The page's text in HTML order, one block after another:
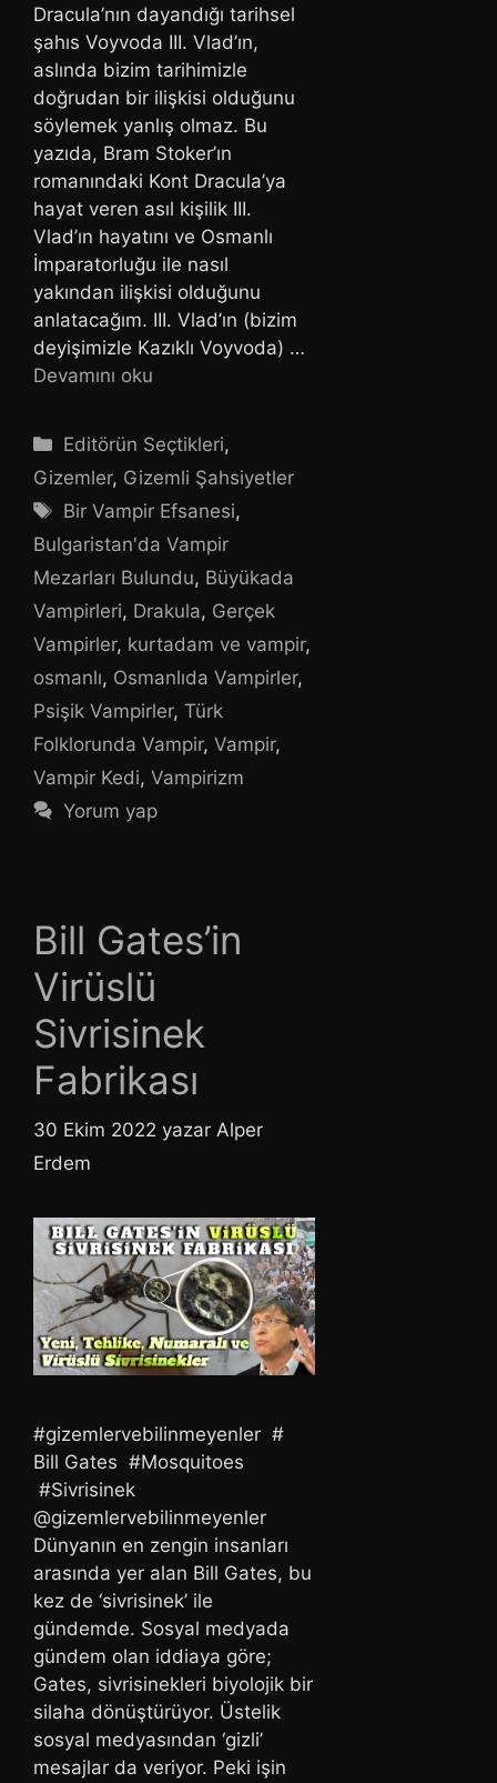
Dracula’nın dayandığı tarihsel
şahıs Voyvoda III. Vlad’ın,
aslında bizim tarihimizle
doğrudan bir ilişkisi olduğunu
söylemek yanlış olmaz. Bu
yazıda, Bram Stoker’ın
romanındaki Kont Dracula’ya
hayat veren asıl kişilik III.
Vlad’ın hayatını ve Osmanlı
İmparatorluğu ile nasıl
yakından ilişkisi olduğunu
anlatacağım. III. Vlad’ın (bizim
deyişimizle Kazıklı Voyvoda) …
Devamını oku
Kategoriler
Editörün Seçtikleri,
Gizemler, Gizemli Şahsiyetler
Etiketler
Bir Vampir Efsanesi,
Bulgaristan'da Vampir
Mezarları Bulundu, Büyükada
Vampirleri, Drakula, Gerçek
Vampirler, kurtadam ve vampir,
osmanlı, Osmanlıda Vampirler,
Psişik Vampirler, Türk
Folklorunda Vampir, Vampir,
Vampir Kedi, Vampirizm
Yorum yap
Bill Gates’in
Virüslü
Sivrisinek
Fabrikası
30 Ekim 2022 yazar Alper
Erdem
#gizemlervebilinmeyenler #
Bill Gates #Mosquitoes
#Sivrisinek
@gizemlervebilinmeyenler
Dünyanın en zengin insanları
arasında yer alan Bill Gates, bu
kez de ‘sivrisinek’ ile
gündemde. Sosyal medyada
gündem olan iddiaya göre;
Gates, sivrisinekleri biyolojik bir
silaha dönüştürüyor. Üstelik
sosyal medyasından ‘gizli’
mesajlar da veriyor. Peki işin